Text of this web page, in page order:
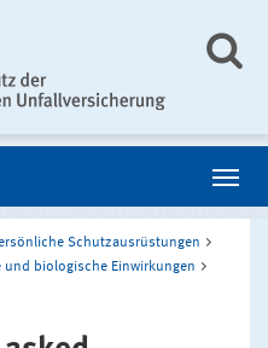
Schutzausrüstungen
biologische Einwirkungen